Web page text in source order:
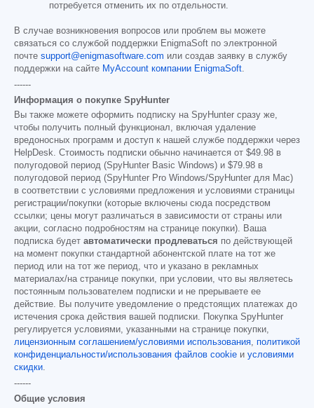
потребуется отменить их по отдельности.
В случае возникновения вопросов или проблем вы можете
связаться со службой поддержки EnigmaSoft по электронной
почте support@enigmasoftware.com или создав заявку в службу
поддержки на сайте MyAccount компании EnigmaSoft.
------
Информация о покупке SpyHunter
Вы также можете оформить подписку на SpyHunter сразу же,
чтобы получить полный функционал, включая удаление
вредоносных программ и доступ к нашей службе поддержки через
HelpDesk. Стоимость подписки обычно начинается от $49.98 в
полугодовой период (SpyHunter Basic Windows) и $79.98 в
полугодовой период (SpyHunter Pro Windows/SpyHunter для Mac)
в соответствии с условиями предложения и условиями страницы
регистрации/покупки (которые включены сюда посредством
ссылки; цены могут различаться в зависимости от страны или
акции, согласно подробностям на странице покупки). Ваша
подписка будет автоматически продлеваться по действующей
на момент покупки стандартной абонентской плате на тот же
период или на тот же период, что и указано в рекламных
материалах/на странице покупки, при условии, что вы являетесь
постоянным пользователем подписки и не прерываете ее
действие. Вы получите уведомление о предстоящих платежах до
истечения срока действия вашей подписки. Покупка SpyHunter
регулируется условиями, указанными на странице покупки,
лицензионным соглашением/условиями использования, политикой
конфиденциальности/использования файлов cookie и условиями
скидки.
------
Общие условия